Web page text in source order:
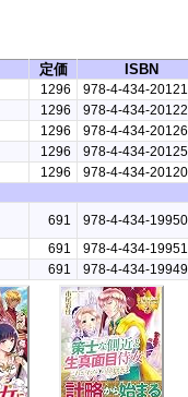
定価 ISBN
1296
978-4-434-
1296
978-4-434-
1296
978-4-434-
1296
978-4-434-
1296 978-4-434-
691
978-4-434-
691
978-4-434-
691 978-4-434-